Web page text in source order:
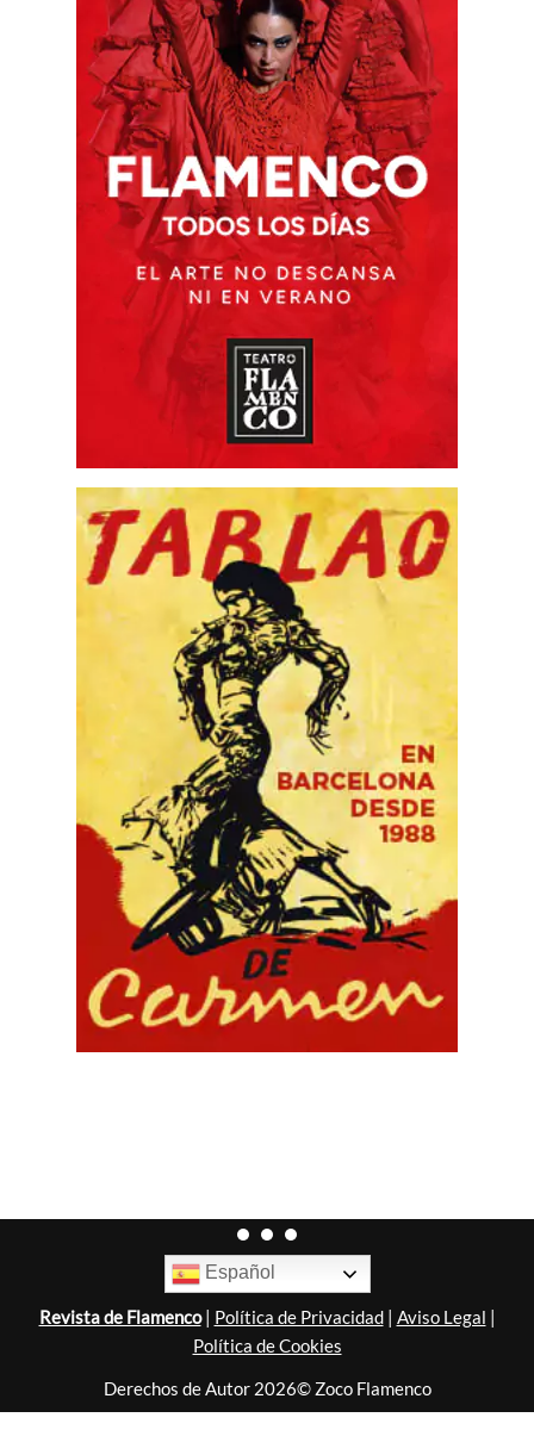
Español
Revista de Flamenco| Política de Privacidad| Aviso Legal |
Política de Cookies
Derechos de Autor 2026© Zoco Flamenco